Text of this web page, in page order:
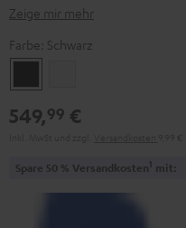
Zeige mir mehr
Farbe: Schwarz
549,99 €
Spare 50 % Versandkosten1 mit: